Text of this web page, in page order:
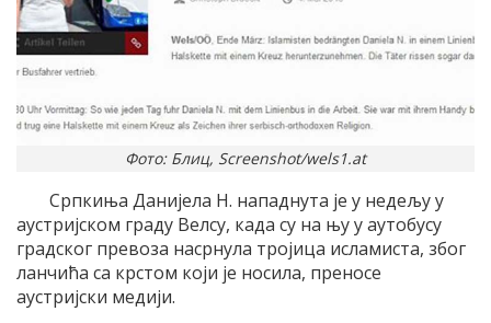
Фото: Блиц, Screenshot/wels1.at
Српкиња Данијела Н. нападнута је у недељу у
аустријском граду Велсу, када су на њу у аутобусу
градског превоза насрнула тројица исламиста, због
ланчића са крстом који је носила, преносе
аустријски медији.